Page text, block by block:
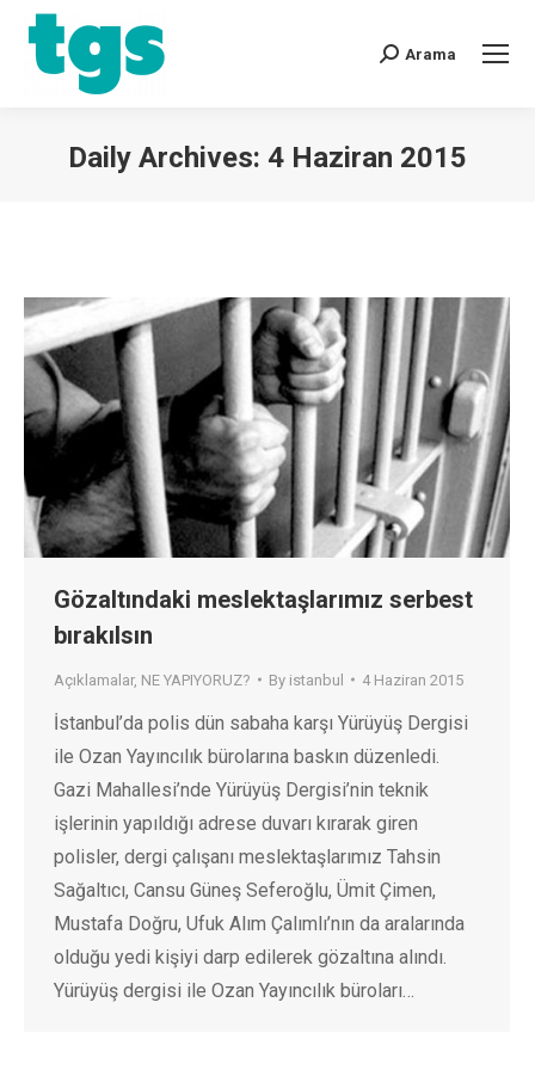
Arama
Daily Archives: 4 Haziran 2015
Gözaltındaki meslektaşlarımız serbest
bırakılsın
Açıklamalar, NE YAPIYORUZ? By istanbul 4 Haziran 2015
İstanbul’da polis dün sabaha karşı Yürüyüş Dergisi
ile Ozan Yayıncılık bürolarına baskın düzenledi.
Gazi Mahallesi’nde Yürüyüş Dergisi’nin teknik
işlerinin yapıldığı adrese duvarı kırarak giren
polisler, dergi çalışanı meslektaşlarımız Tahsin
Sağaltıcı, Cansu Güneş Seferoğlu, Ümit Çimen,
Mustafa Doğru, Ufuk Alım Çalımlı’nın da aralarında
olduğu yedi kişiyi darp edilerek gözaltına alındı.
Yürüyüş dergisi ile Ozan Yayıncılık büroları…